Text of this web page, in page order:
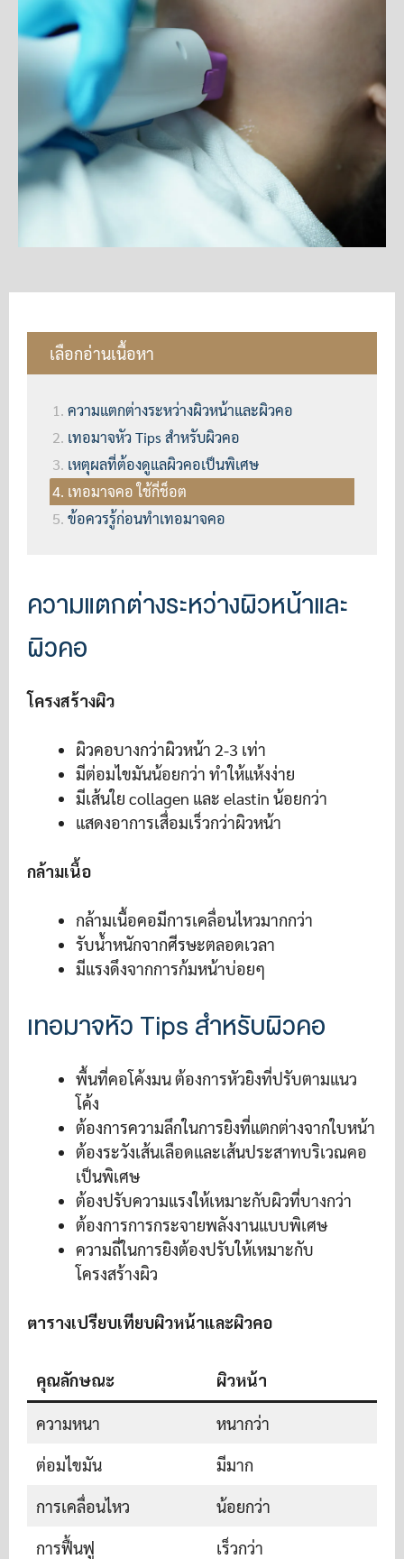
เลือกอ่านเนื้อหา
ความแตกต่างระหว่างผิวหน้าและผิวคอ
เทอมาจหัว Tips สำหรับผิวคอ
เหตุผลที่ต้องดูแลผิวคอเป็นพิเศษ
เทอมาจคอ ใช้กี่ช็อต
ข้อควรรู้ก่อนทำเทอมาจคอ
ความแตกต่างระหว่างผิวหน้าและ
ผิวคอ
โครงสร้างผิว
ผิวคอบางกว่าผิวหน้า 2-3 เท่า
มีต่อมไขมันน้อยกว่า ทำให้แห้งง่าย
มีเส้นใย collagen และ elastin น้อยกว่า
แสดงอาการเสื่อมเร็วกว่าผิวหน้า
กล้ามเนื้อ
กล้ามเนื้อคอมีการเคลื่อนไหวมากกว่า
รับน้ำหนักจากศีรษะตลอดเวลา
มีแรงดึงจากการก้มหน้าบ่อยๆ
เทอมาจหัว Tips สำหรับผิวคอ
พื้นที่คอโค้งมน ต้องการหัวยิงที่ปรับตามแนว
โค้ง
ต้องการความลึกในการยิงที่แตกต่างจากใบหน้า
ต้องระวังเส้นเลือดและเส้นประสาทบริเวณคอ
เป็นพิเศษ
ต้องปรับความแรงให้เหมาะกับผิวที่บางกว่า
ต้องการการกระจายพลังงานแบบพิเศษ
ความถี่ในการยิงต้องปรับให้เหมาะกับ
โครงสร้างผิว
ตารางเปรียบเทียบผิวหน้าและผิวคอ
คุณลักษณะ ผิวหน้า
ความหนา หนากว่า
ต่อมไขมัน
มีมาก
การเคลื่อนไหว
น้อยกว่า
การฟื้นฟู
เร็วกว่า